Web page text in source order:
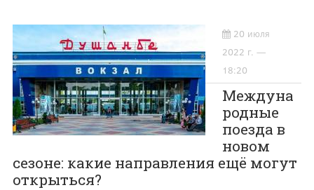
20 июля
2022 г. —
18:20
Междуна
родные
поезда в
новом
сезоне: какие направления ещё могут
открыться?